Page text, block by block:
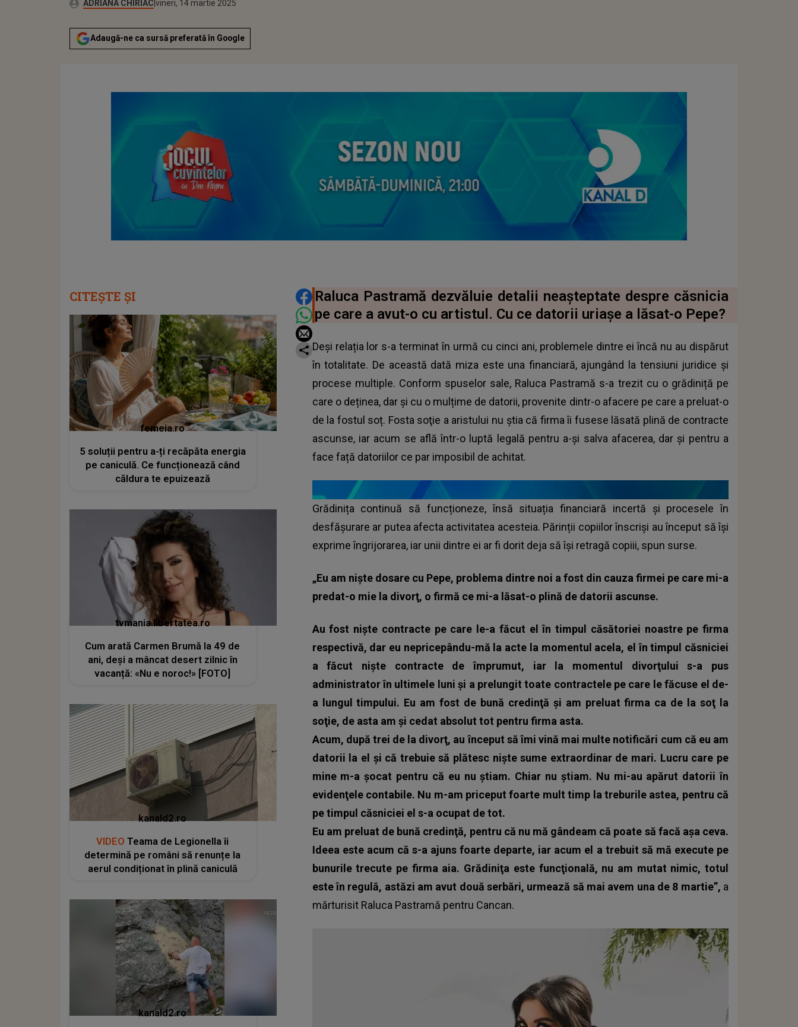
Autor:ADRIANA CHIRIAC vineri, 14 martie 2025
Actualizat:
vineri, 14 martie 2025
Adaugă-ne ca sursă preferată în Google
DISTRIBUIE ARTICOLUL
Raluca Pastramă dezvăluie detalii neașteptate despre căsnicia
pe care a avut-o cu artistul. Cu ce datorii uriașe a lăsat-o Pepe?
Deși relația lor s-a terminat în urmă cu cinci ani, problemele dintre ei încă nu au dispărut
în totalitate. De această dată miza este una financiară, ajungând la tensiuni juridice și
procese multiple. Conform spuselor sale, Raluca Pastramă s-a trezit cu o grădiniță pe
care o deținea, dar și cu o mulțime de datorii, provenite dintr-o afacere pe care a preluat-o
de la fostul soț. Fosta soţie a aristului nu știa că firma îi fusese lăsată plină de contracte
ascunse, iar acum se află într-o luptă legală pentru a-și salva afacerea, dar și pentru a
face față datoriilor ce par imposibil de achitat.
Grădinița continuă să funcționeze, însă situația financiară incertă și procesele în
desfășurare ar putea afecta activitatea acesteia. Părinții copiilor înscriși au început să își
exprime îngrijorarea, iar unii dintre ei ar fi dorit deja să își retragă copiii, spun surse.
„Eu am nişte dosare cu Pepe, problema dintre noi a fost din cauza firmei pe care mi-a
predat-o mie la divorţ, o firmă ce mi-a lăsat-o plină de datorii ascunse.
Au fost nişte contracte pe care le-a făcut el în timpul căsătoriei noastre pe firma
respectivă, dar eu nepricepându-mă la acte la momentul acela, el în timpul căsniciei
a făcut nişte contracte de împrumut, iar la momentul divorţului s-a pus
administrator în ultimele luni şi a prelungit toate contractele pe care le făcuse el de-
a lungul timpului. Eu am fost de bună credinţă şi am preluat firma ca de la soţ la
soţie, de asta am şi cedat absolut tot pentru firma asta.
Acum, după trei de la divorţ, au început să îmi vină mai multe notificări cum că eu am
datorii la el şi că trebuie să plătesc nişte sume extraordinar de mari. Lucru care pe
mine m-a şocat pentru că eu nu ştiam. Chiar nu ştiam. Nu mi-au apărut datorii în
evidenţele contabile. Nu m-am priceput foarte mult timp la treburile astea, pentru că
pe timpul căsniciei el s-a ocupat de tot.
Eu am preluat de bună credinţă, pentru că nu mă gândeam că poate să facă aşa ceva.
Ideea este acum că s-a ajuns foarte departe, iar acum el a trebuit să mă execute pe
bunurile trecute pe firma aia. Grădiniţa este funcţională, nu am mutat nimic, totul
este în regulă, astăzi am avut două serbări, urmează să mai avem una de 8 martie”, a
mărturisit Raluca Pastramă pentru Cancan.
CITEȘTE ȘI
femeia.ro
5 soluții pentru a-ți recăpăta energia
pe caniculă. Ce funcționează când
căldura te epuizează
tvmania.libertatea.ro
Cum arată Carmen Brumă la 49 de
ani, deși a mâncat desert zilnic în
vacanță: «Nu e noroc!» [FOTO]
kanald2.ro
VIDEO Teama de Legionella îi
determină pe români să renunțe la
aerul condiționat în plină caniculă
kanald2.ro